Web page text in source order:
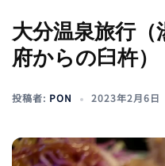
大分温泉旅行（
府からの臼杵）
投稿者: PON 2023年2月6日